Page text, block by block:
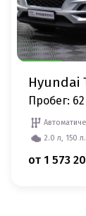
Hyundai
Пробег:
2.0 л, 150
от 1 573